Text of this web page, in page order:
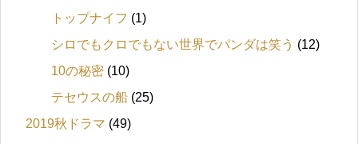
トップナイフ (1)
シロでもクロでもない世界でパンダは笑う (12)
10の秘密 (10)
テセウスの船 (25)
2019秋ドラマ (49)